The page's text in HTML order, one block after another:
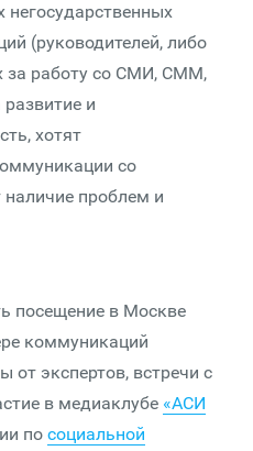
негосударственных
(руководителей, либо
за работу со СМИ, СММ,
и
хотят
со
проблем и
посещение в Москве
коммуникаций
от экспертов, встречи с
в медиаклубе «АСИ
по социальной